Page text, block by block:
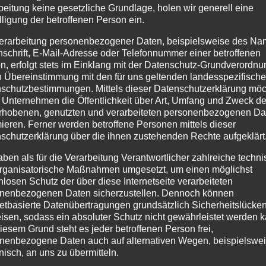
unserem Heimatort Burgberg ein besonders
Blumenschmuck an jedem...
keine gesetzliche Grundlage, holen wir generell eine
der betroffenen Person ein.
personenbezogener Daten, beispielsweise des
E-Mail-Adresse oder Telefonnummer einer betroffenen
erfolgt stets im Einklang mit der Datenschutz-
Übereinstimmung mit den für uns geltenden
Mittels dieser Datenschutzerklärung
Unternehmen die Öffentlichkeit über Art, Umfang und Zweck
genutzten und verarbeiteten personenbezogenen
Ferner werden betroffene Personen mittels dieser
über die ihnen zustehenden Rechte aufgeklärt.
als für die Verarbeitung Verantwortlicher zahlreiche
Maßnahmen umgesetzt, um einen möglichst
Schutz der über diese Internetseite verarbeiteten
Daten sicherzustellen. Dennoch können
Datenübertragungen grundsätzlich Sicherheitslücken
sodass ein absoluter Schutz nicht gewährleistet werden
Grund steht es jeder betroffenen Person frei,
Daten auch auf alternativen Wegen,
an uns zu übermitteln.